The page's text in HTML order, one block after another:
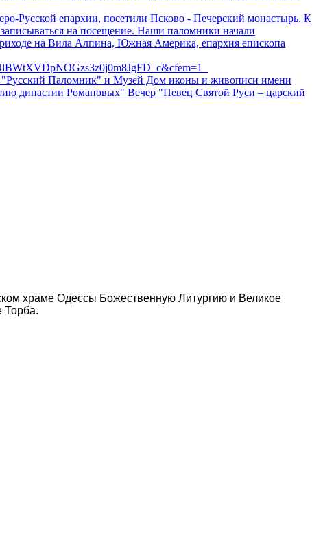
Русской епархии, посетили Псково - Печерский монастырь. К
на посещение. Наши паломники начали
на Вила Алпина, Южная Америка, епархия епископа
"Русский Паломник" и Музей Дом иконы и живописи имени
династии Романовых" Вечер "Певец Святой Руси – царский
храме Одессы Божественную Литургию и Великое
Торба.